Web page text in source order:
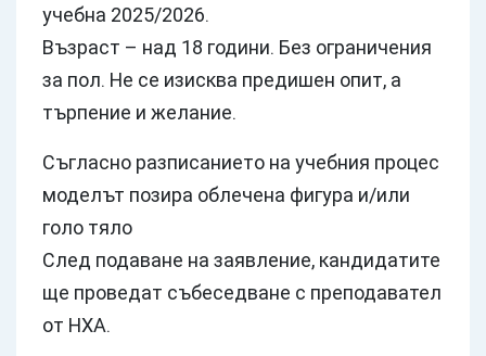
учебна 2025/2026.
Възраст – над 18 години. Без ограничения
за пол. Не се изисква предишен опит, а
търпение и желание.
Съгласно разписанието на учебния процес
моделът позира облечена фигура и/или
голо тяло
След подаване на заявление, кандидатите
ще проведат събеседване с преподавател
от НХА.